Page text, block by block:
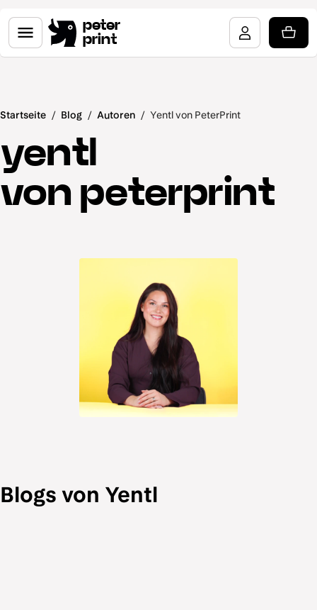
peter
print
Startseite / Blog / Autoren / Yentl von PeterPrint
yentl
von peterprint
Blogs von Yentl